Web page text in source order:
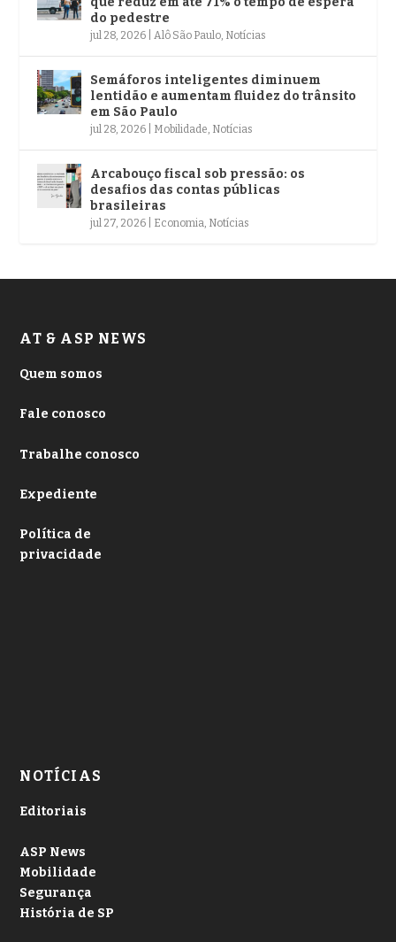
do pedestre
jul 28, 2026 Alô São Paulo Notícias
Semáforos inteligentes diminuem
lentidão e aumentam fluidez do trânsito
em São Paulo
jul 28, 2026 Mobilidade Notícias
Arcabouço fiscal sob pressão: os
desafios das contas públicas
brasileiras
jul 27, 2026 Economia Notícias
AT & ASP NEWS
Quem somos
Fale conosco
Trabalhe conosco
Expediente
Política de
privacidade
NOTÍCIAS
Editoriais
ASP News
Mobilidade
Segurança
História de SP